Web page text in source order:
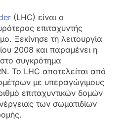
(LHC) είναι ο
επιταχυντής
Ξεκίνησε τη λειτουργία
2008 και παραμένει η
συγκρότημα
Το LHC αποτελείται από
με υπεραγώγιμους
επιταχυντικών δομών
των σωματιδίων